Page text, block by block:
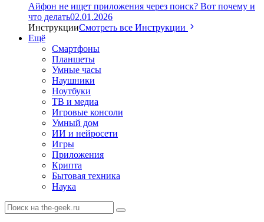
Айфон не ищет приложения через поиск? Вот почему и
что делать02.01.2026
ИнструкцииСмотреть все Инструкции
Ещё
Смартфоны
Планшеты
Умные часы
Наушники
Ноутбуки
ТВ и медиа
Игровые консоли
Умный дом
ИИ и нейросети
Игры
Приложения
Крипта
Бытовая техника
Наука